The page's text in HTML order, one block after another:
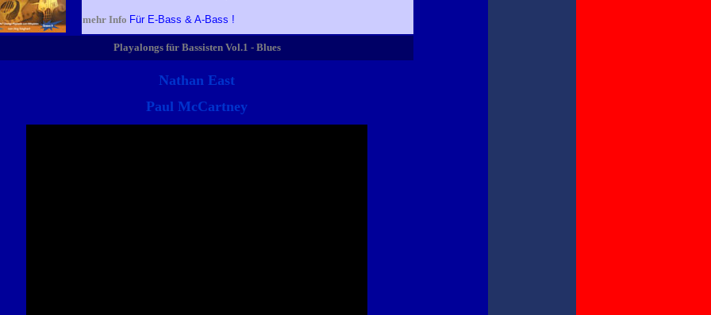
mehr Info Für E-Bass & A-Bass !
Playalongs für Bassisten Vol.1 - Blues
Nathan East
Paul McCartney